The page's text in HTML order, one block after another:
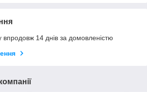
14 днів за домовленістю